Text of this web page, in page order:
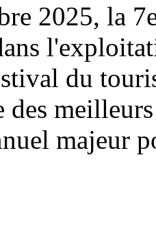
2025, la
du
des
majeur